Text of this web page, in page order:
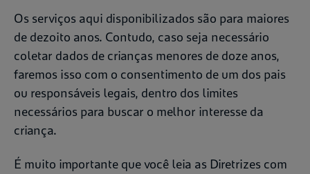
Os serviços aqui disponibilizados são para maiores
de dezoito anos. Contudo, caso seja necessário
coletar dados de crianças menores de doze anos,
faremos isso com o consentimento de um dos pais
ou responsáveis legais, dentro dos limites
necessários para buscar o melhor interesse da
criança.
É muito importante que você leia as Diretrizes com